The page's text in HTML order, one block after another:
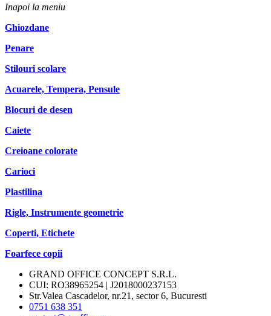
Inapoi la meniu
Ghiozdane
Penare
Stilouri scolare
Acuarele, Tempera, Pensule
Blocuri de desen
Caiete
Creioane colorate
Carioci
Plastilina
Rigle, Instrumente geometrie
Coperti, Etichete
Foarfece copii
GRAND OFFICE CONCEPT S.R.L.
CUI: RO38965254 | J2018000237153
Str.Valea Cascadelor, nr.21, sector 6, Bucuresti
0751 638 351